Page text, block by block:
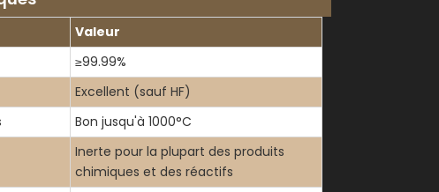
Valeur
≥99.99%
Excellent (sauf HF)
Bon jusqu'à 1000°C
Inerte pour la plupart des produits
chimiques et des réactifs